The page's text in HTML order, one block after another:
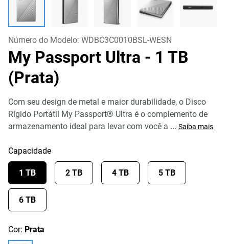
Número do Modelo: WDBC3C0010BSL-WESN
My Passport Ultra - 1 TB
(Prata)
Com seu design de metal e maior durabilidade, o Disco
Rígido Portátil My Passport® Ultra é o complemento de
armazenamento ideal para levar com você a ... Saiba mais
Capacidade
1 TB 2 TB 4 TB 5 TB
6 TB
Cor: Prata